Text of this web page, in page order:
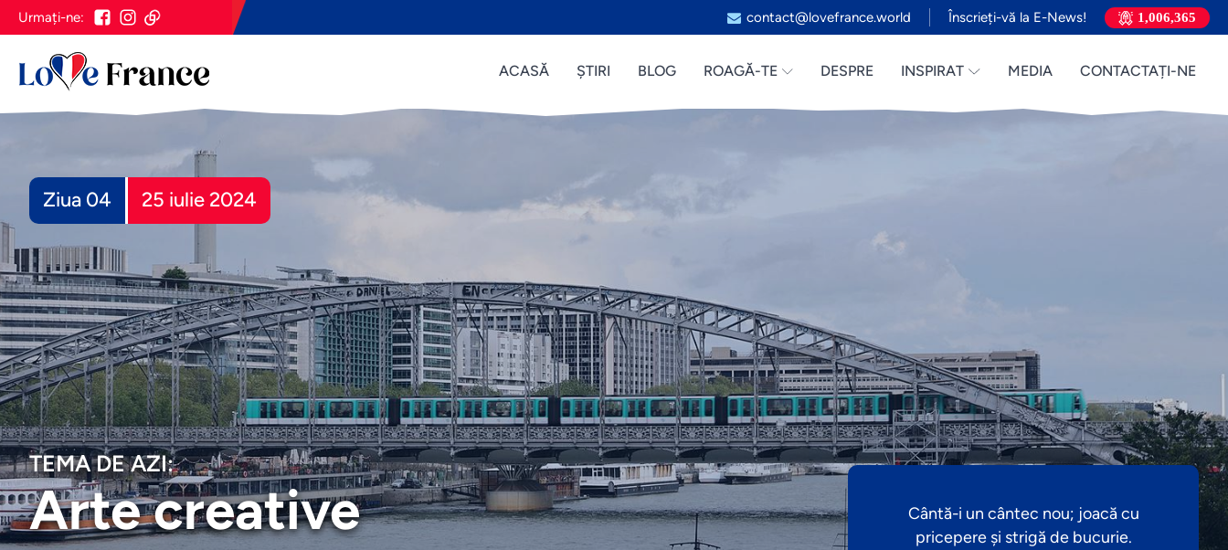
Urmați-ne: contact@lovefrance.world Înscrieți-vă la E-News! 1,006,365
ACASĂ ȘTIRI BLOG ROAGĂ-TE DESPRE INSPIRAT MEDIA CONTACTAȚI-NE
Ziua 04 25 iulie 2024
TEMA DE AZI:
Arte creative
Cântă-i un cântec nou; joacă cu
pricepere și strigă de bucurie.